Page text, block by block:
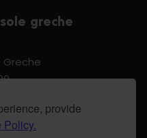
provide
Policy.
greche
Greche